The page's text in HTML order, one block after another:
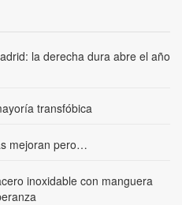
la derecha dura abre el año
transfóbica
mejoran pero…
inoxidable con manguera